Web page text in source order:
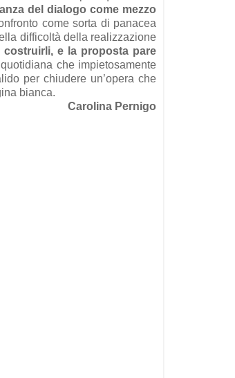
del dialogo come mezzo
come sorta di panacea
difficoltà della realizzazione
costruirli, e la proposta pare
che impietosamente
per chiudere un’opera che
bianca.
Carolina Pernigo